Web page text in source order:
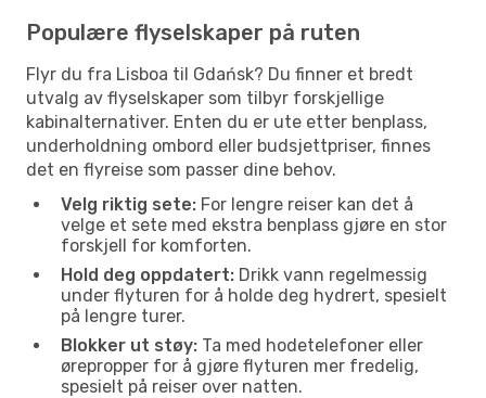
Populære flyselskaper på ruten
Flyr du fra Lisboa til Gdańsk? Du finner et bredt
utvalg av flyselskaper som tilbyr forskjellige
kabinalternativer. Enten du er ute etter benplass,
underholdning ombord eller budsjettpriser, finnes
det en flyreise som passer dine behov.
Velg riktig sete: For lengre reiser kan det å
velge et sete med ekstra benplass gjøre en stor
forskjell for komforten.
Hold deg oppdatert: Drikk vann regelmessig
under flyturen for å holde deg hydrert, spesielt
på lengre turer.
Blokker ut støy: Ta med hodetelefoner eller
ørepropper for å gjøre flyturen mer fredelig,
spesielt på reiser over natten.